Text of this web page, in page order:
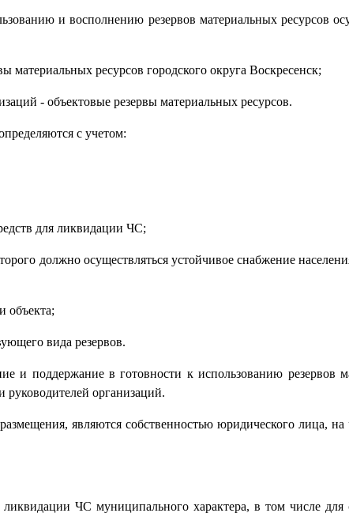
и восполнению резервов материальных ресурсов
материальных ресурсов городского округа Воскресенск;
- объектовые резервы материальных ресурсов.
с учетом:
для ликвидации ЧС;
должно осуществляться устойчивое снабжение
объекта;
вида резервов.
и поддержание в готовности к использованию резервов
руководителей организаций.
являются собственностью юридического лица, на
ЧС муниципального характера, в том числе для